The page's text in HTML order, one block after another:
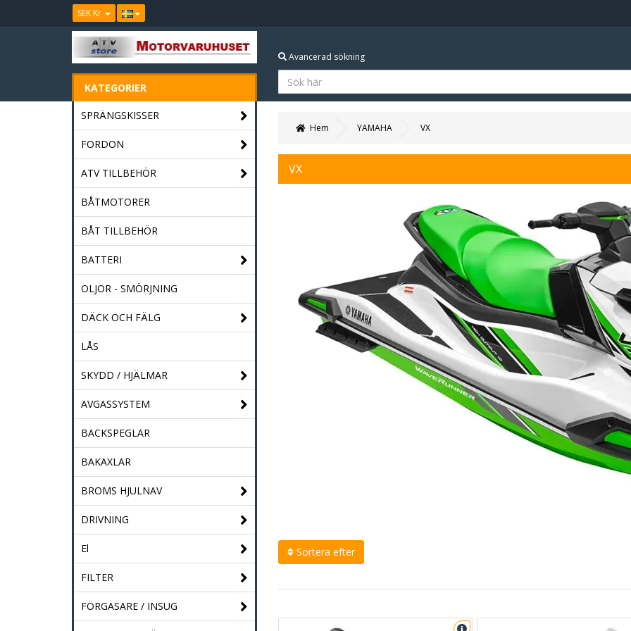
SEK Kr
KATEGORIER
Avancerad sökning
SPRÄNGSKISSER
FORDON
ATV TILLBEHÖR
BÅTMOTORER
BÅT TILLBEHÖR
BATTERI
OLJOR - SMÖRJNING
DÄCK OCH FÄLG
LÅS
SKYDD / HJÄLMAR
AVGASSYSTEM
BACKSPEGLAR
BAKAXLAR
BROMS HJULNAV
DRIVNING
El
FILTER
FÖRGASARE / INSUG
Hem YAMAHA VX
VX
Sortera efter